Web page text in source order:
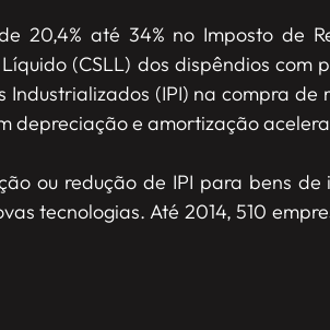
20,4% até 34% no Imposto de
(CSLL) dos dispêndios com
Industrializados (IPI) na compra
depreciação e amortização
ou redução de IPI para bens
tecnologias. Até 2014, 510